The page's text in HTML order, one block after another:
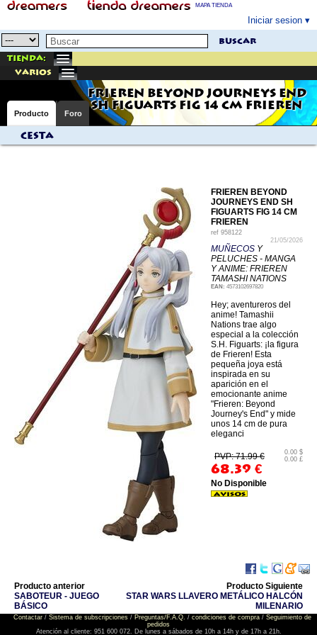
MAPA TIENDA
Iniciar sesion
buscar
Tienda:
varios
FRIEREN BEYOND JOURNEYS END
SH FIGUARTS FIG 14 CM FRIEREN
Producto Foro
Cesta
FRIEREN BEYOND
JOURNEYS END SH
FIGUARTS FIG 14 CM
FRIEREN
ref 958122
21/05/2026
MUÑECOS Y
PELUCHES - MANGA
Y ANIME: FRIEREN
TAMASHI NATIONS
EAN: 4573102697820
Hey; aventureros del
anime! Tamashii
Nations trae algo
especial a la colección
S.H. Figuarts: ¡la figura
de Frieren! Esta
pequeña joya está
inspirada en su
aparición en el
emocionante anime
"Frieren: Beyond
Journey's End" y mide
unos 14 cm de pura
eleganci
PVP: 71.99 €
68.39 €
0.00 $
0.00 £
No Disponible
Producto anterior
SABOTEUR - JUEGO
BÁSICO
Producto Siguiente
STAR WARS LLAVERO METÁLICO HALCÓN
MILENARIO
Contactar/ Sistema de subscripciones/ Preguntas/F.A.Q. / condiciones de compra/ Seguimiento de
pedidos
Atención al cliente: 951 600 072. De lunes a sábados de 10h a 14h y de 17h a 21h.